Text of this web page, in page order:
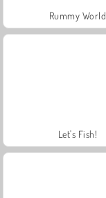
Rummy World
Let's Fish!